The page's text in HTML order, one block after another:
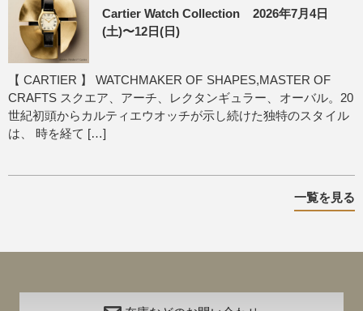
Cartier Watch Collection 2026年7月4日
(土)〜12日(日)
【 CARTIER 】 WATCHMAKER OF SHAPES,MASTER OF
CRAFTS スクエア、アーチ、レクタンギュラー、オーバル。20
世紀初頭からカルティエウオッチが示し続けた独特のスタイル
は、 時を経て […]
一覧を見る